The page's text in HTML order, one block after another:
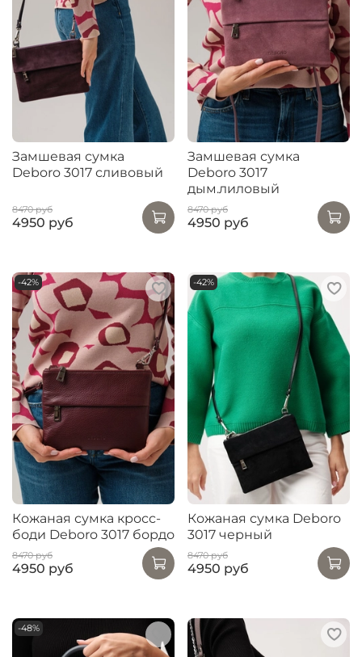
Замшевая сумка
Deboro 3017 сливовый
8470 руб
4950 руб
Замшевая сумка
Deboro 3017
дым.лиловый
8470 руб
4950 руб
-42%
Кожаная сумка кросс-
боди Deboro 3017 бордо
8470 руб
4950 руб
-42%
Кожаная сумка Deboro
3017 черный
8470 руб
4950 руб
-48%